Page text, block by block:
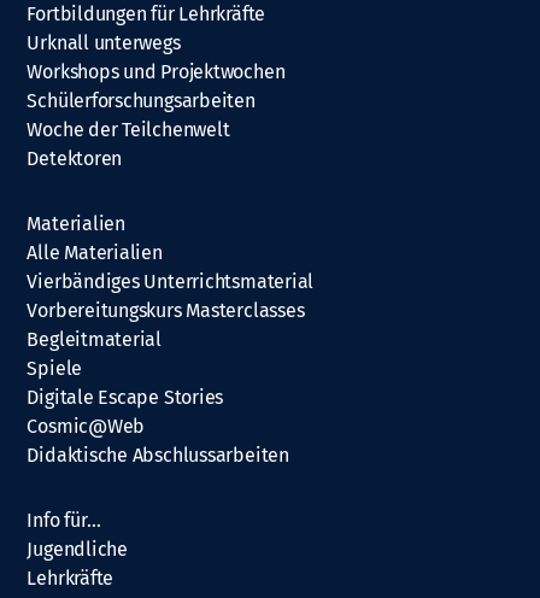
Fortbildungen für Lehrkräfte
Urknall unterwegs
Workshops und Projektwochen
Schülerforschungsarbeiten
Woche der Teilchenwelt
Detektoren
Materialien
Alle Materialien
Vierbändiges Unterrichtsmaterial
Vorbereitungskurs Masterclasses
Begleitmaterial
Spiele
Digitale Escape Stories
Cosmic@Web
Didaktische Abschlussarbeiten
Info für…
Jugendliche
Lehrkräfte